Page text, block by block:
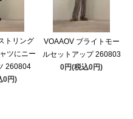
トリング
ツにニー
260804
0円)
VOAAOV ブライトモー
ルセットアップ 260803
0円(税込0円)